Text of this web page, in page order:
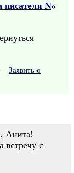
писателя N»
Заявить о
Анита!
встречу с